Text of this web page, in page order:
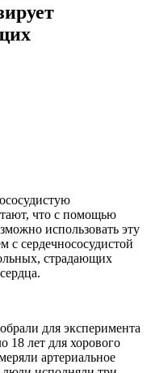
что с помощью
использовать эту
с сердечнососудистой
страдающих
для эксперимента
18 лет для хорового
артериальное